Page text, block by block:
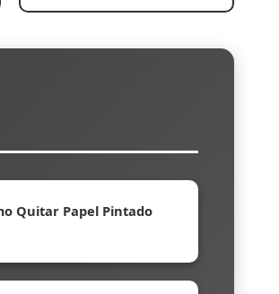
Quitar Papel Pintado